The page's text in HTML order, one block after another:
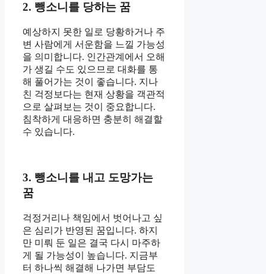
2. 뺑소니를 당하는 꿈
예상하지 못한 일로 당황하거나 주
변 사람에게 서운함을 느낄 가능성
을 의미합니다. 인간관계에서 오해
가 생길 수도 있으므로 대화를 통
해 풀어가는 것이 좋습니다. 지나
친 걱정보다는 현재 상황을 객관적
으로 살펴보는 것이 중요합니다.
침착하게 대응하면 충분히 해결할
수 있습니다.
3. 뺑소니를 내고 도망가는
꿈
걱정거리나 책임에서 벗어나고 싶
은 심리가 반영된 꿈입니다. 하지
만 미뤄 둔 일은 결국 다시 마주하
게 될 가능성이 높습니다. 지금부
터 하나씩 해결해 나가면 부담도